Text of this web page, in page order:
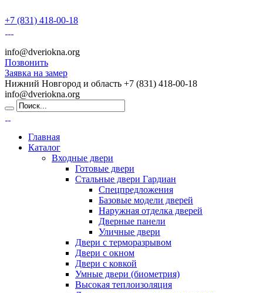
+7 (831) 418-00-18
info@dveriokna.org
Позвонить
Заявка на замер
Нижний Новгород и область +7 (831) 418-00-18
info@dveriokna.org
Главная
Каталог
Входные двери
Готовые двери
Стальные двери Гардиан
Спецпредложения
Базовые модели дверей
Наружная отделка дверей
Дверные панели
Уличные двери
Двери с терморазрывом
Двери с окном
Двери с ковкой
Умные двери (биометрия)
Высокая теплоизоляция